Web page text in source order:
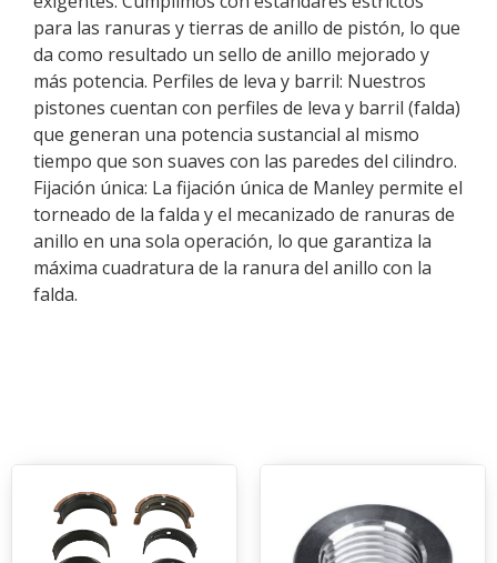
para las ranuras y tierras de anillo de pistón, lo que
da como resultado un sello de anillo mejorado y
más potencia. Perfiles de leva y barril: Nuestros
pistones cuentan con perfiles de leva y barril (falda)
que generan una potencia sustancial al mismo
tiempo que son suaves con las paredes del cilindro.
Fijación única: La fijación única de Manley permite el
torneado de la falda y el mecanizado de ranuras de
anillo en una sola operación, lo que garantiza la
máxima cuadratura de la ranura del anillo con la
falda.